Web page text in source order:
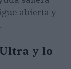
abierta y
y lo